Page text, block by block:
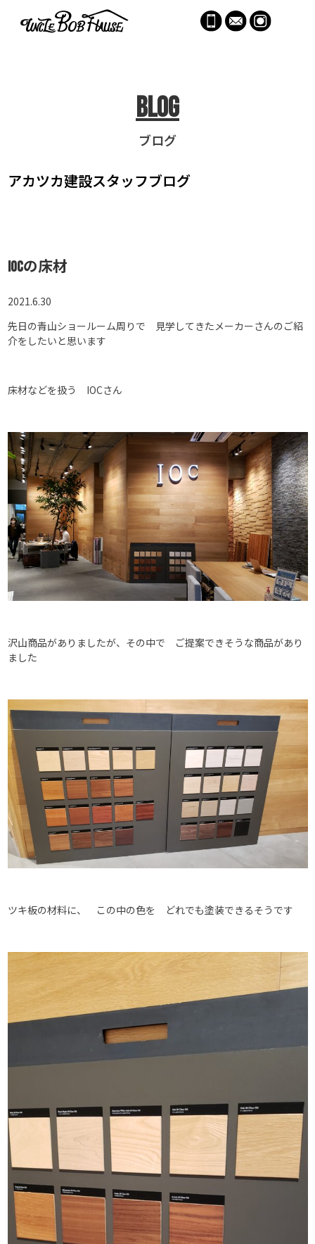
Blog
ブログ
アカツカ建設スタッフブログ
IOCの床材
2021.6.30
先日の青山ショールーム周りで 見学してきたメーカーさんのご紹
介をしたいと思います
床材などを扱う IOCさん
沢山商品がありましたが、その中で ご提案できそうな商品があり
ました
ツキ板の材料に、 この中の色を どれでも塗装できるそうです